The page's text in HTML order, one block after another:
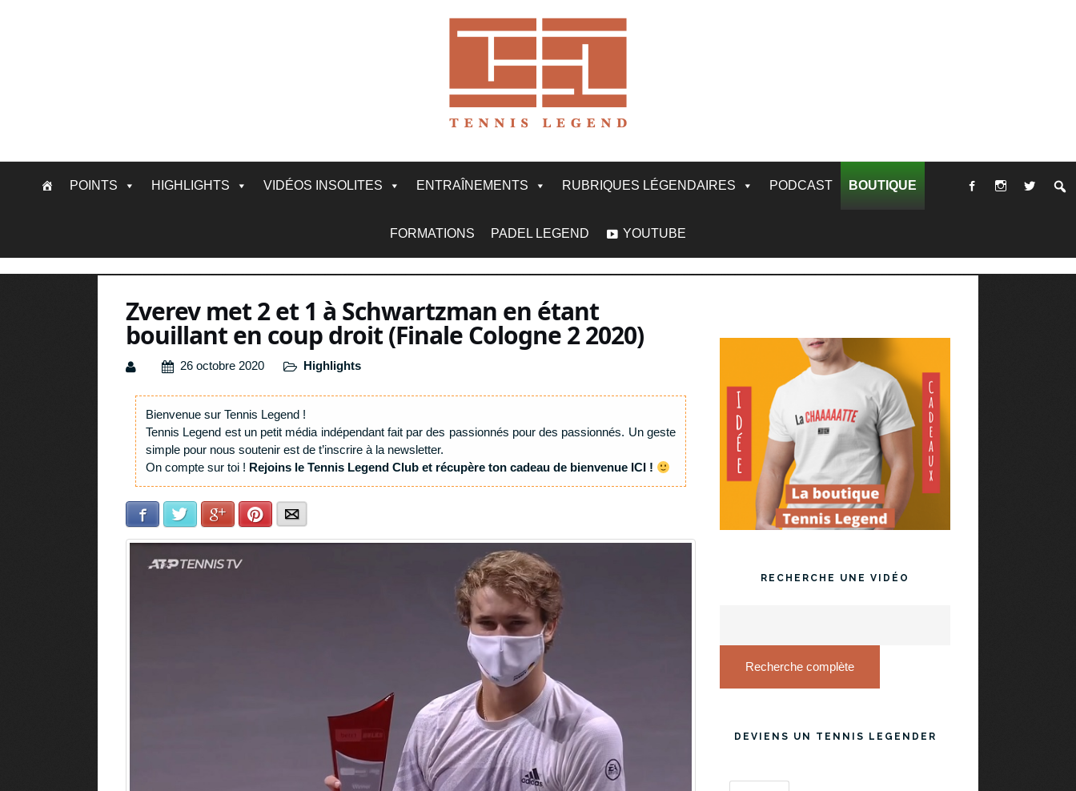
POINTS HIGHLIGHTS VIDÉOS INSOLITES ENTRAÎNEMENTS RUBRIQUES LÉGENDAIRES PODCAST BOUTIQUE
FORMATIONS PADEL LEGEND YOUTUBE
Zverev met 2 et 1 à Schwartzman en étant
bouillant en coup droit (Finale Cologne 2 2020)
26 octobre 2020 Highlights
Bienvenue sur Tennis Legend !
Tennis Legend est un petit média indépendant fait par des passionnés pour des passionnés. Un geste
simple pour nous soutenir est de t’inscrire à la newsletter.
On compte sur toi ! Rejoins le Tennis Legend Club et récupère ton cadeau de bienvenue ICI !
Facebook Twitter Google+Pinterest
RECHERCHE UNE VIDÉO
Recherche complète
DEVIENS UN TENNIS LEGENDER